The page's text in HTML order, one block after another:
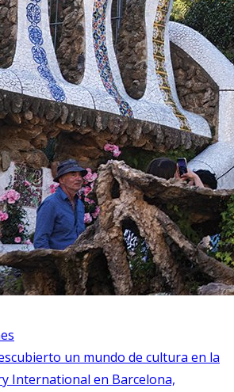
un mundo de cultura en la
International en Barcelona,